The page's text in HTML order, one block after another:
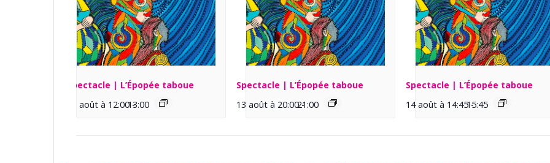
Spectacle | L’Épopée taboue
13 août à 12:00 -
13:00
Spectacle | L’Épopée taboue
13 août à 20:00 -
21:00
Spectacle | L’Épopée taboue
14 août à 14:45 -
15:45